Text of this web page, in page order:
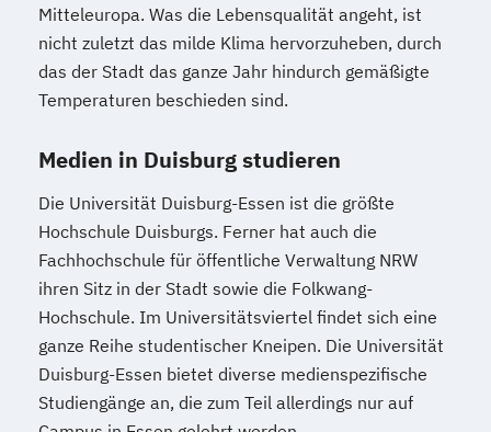
Mitteleuropa. Was die Lebensqualität angeht, ist
nicht zuletzt das milde Klima hervorzuheben, durch
das der Stadt das ganze Jahr hindurch gemäßigte
Temperaturen beschieden sind.
Medien in Duisburg studieren
Die Universität Duisburg-Essen ist die größte
Hochschule Duisburgs. Ferner hat auch die
Fachhochschule für öffentliche Verwaltung NRW
ihren Sitz in der Stadt sowie die Folkwang-
Hochschule. Im Universitätsviertel findet sich eine
ganze Reihe studentischer Kneipen. Die Universität
Duisburg-Essen bietet diverse medienspezifische
Studiengänge an, die zum Teil allerdings nur auf